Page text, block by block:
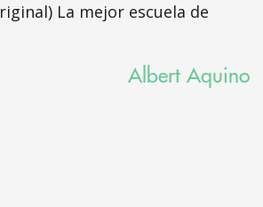
La mejor escuela de
Albert Aquino